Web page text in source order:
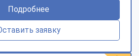
Подробнее
заявку